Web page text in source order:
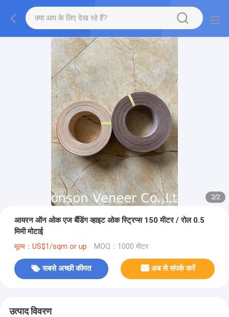
2/2
आयरन ऑन ओक एज बैंडिंग व्हाइट ओक स्ट्रिप्स 150 मीटर / रोल 0.5
मिमी मोटाई
मूल्य：US$1/sqm or up MOQ：1000 मीटर
सबसे अच्छी कीमत अब से संपर्क करें
उत्पाद विवरण